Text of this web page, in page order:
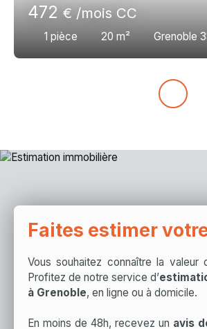
472€ /mois CC
1 pièce 20 m² Grenoble
Faites estimer
Vous souhaitez connaître la valeur
Profitez de notre service d’
à Grenoble, en ligne ou à domicile.
En moins de 48h, recevez un avis